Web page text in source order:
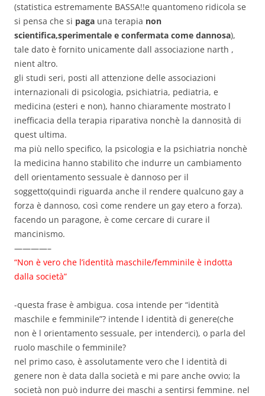
(statistica estremamente BASSA!!e quantomeno ridicola se
si pensa che si paga una terapia non
scientifica,sperimentale e confermata come dannosa),
tale dato è fornito unicamente dall associazione narth ,
nient altro.
gli studi seri, posti all attenzione delle associazioni
internazionali di psicologia, psichiatria, pediatria, e
medicina (esteri e non), hanno chiaramente mostrato l
inefficacia della terapia riparativa nonchè la dannosità di
quest ultima.
ma più nello specifico, la psicologia e la psichiatria nonchè
la medicina hanno stabilito che indurre un cambiamento
dell orientamento sessuale è dannoso per il
soggetto(quindi riguarda anche il rendere qualcuno gay a
forza è dannoso, così come rendere un gay etero a forza).
facendo un paragone, è come cercare di curare il
mancinismo.
————–
“Non è vero che l’identità maschile/femminile è indotta
dalla società”
-questa frase è ambigua. cosa intende per “identità
maschile e femminile”? intende l identità di genere(che
non è l orientamento sessuale, per intenderci), o parla del
ruolo maschile o femminile?
nel primo caso, è assolutamente vero che l identità di
genere non è data dalla società e mi pare anche ovvio; la
società non può indurre dei maschi a sentirsi femmine. nel